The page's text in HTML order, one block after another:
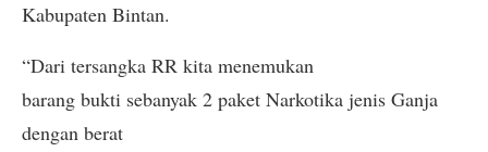
Kabupaten Bintan.
“Dari tersangka RR kita menemukan
barang bukti sebanyak 2 paket Narkotika jenis Ganja
dengan berat